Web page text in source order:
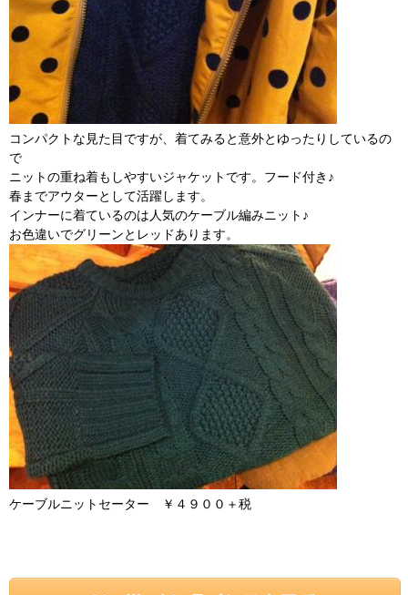
コンパクトな見た目ですが、着てみると意外とゆったりしているの
で
ニットの重ね着もしやすいジャケットです。フード付き♪
春までアウターとして活躍します。
インナーに着ているのは人気のケーブル編みニット♪
お色違いでグリーンとレッドあります。
ケーブルニットセーター ￥４９００＋税